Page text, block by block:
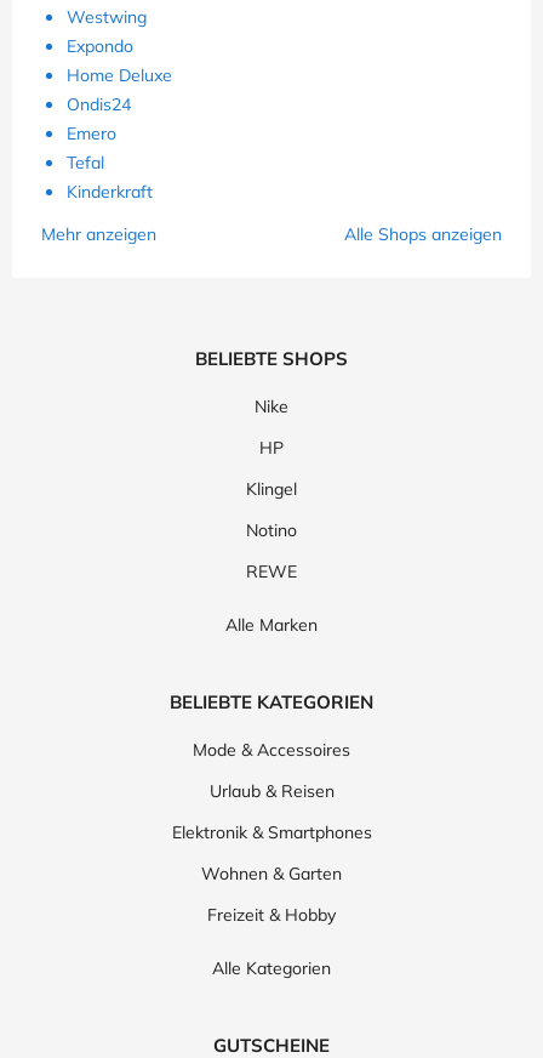
Westwing
Expondo
Home Deluxe
Ondis24
Emero
Tefal
Kinderkraft
Mehr anzeigen
Alle Shops anzeigen
BELIEBTE SHOPS
Nike
HP
Klingel
Notino
REWE
Alle Marken
BELIEBTE KATEGORIEN
Mode & Accessoires
Urlaub & Reisen
Elektronik & Smartphones
Wohnen & Garten
Freizeit & Hobby
Alle Kategorien
GUTSCHEINE